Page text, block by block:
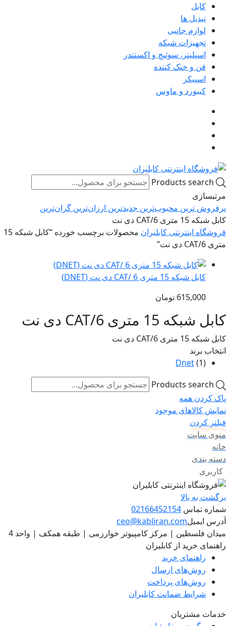
کابل
تبدیل ها
لوازم جانبی
تجهیزات شبکه
اسپلیتر، سوئیچ و اکستندر
فن و خنک کننده
اسپیکر
کیبورد و ماوس
Products search
مرتبسازی
پرفروش ترین محبوب‌ترین جدیدترین ارزان‌ترین گران‌ترین
کابل شبکه 15 متری CAT/6 دی نت
فروشگاه اینترنتی کابلیران
محصولات برچسب خورده “کابل شبکه 15
متری CAT/6 دی نت”
کابل شبکه 15 متری CAT/ 6 دی نت (DNET)
615,000 تومان
کابل شبکه 15 متری CAT/6 دی نت
کابل شبکه 15 متری CAT/6 دی نت
انتخاب برند
Dnet(1)
Products search
پاک کردن همه
نمایش کالاهای موجود
فیلتر کردن
منوی سایت
خانه
دسته بندی
کاربری
برگشت به بالا
شماره تماس 02166452154
آدرس ایمیلceo@kabliran.com
میدان فلسطین | مرکز کامپیوتر خوارزمی | طبقه همکف | واحد 4
راهنمای خرید از کابلیران
راهنمای خرید
روش‌های ارسال
روش‌های پرداخت
شرایط ضمانت کابلیران
خدمات مشتریان